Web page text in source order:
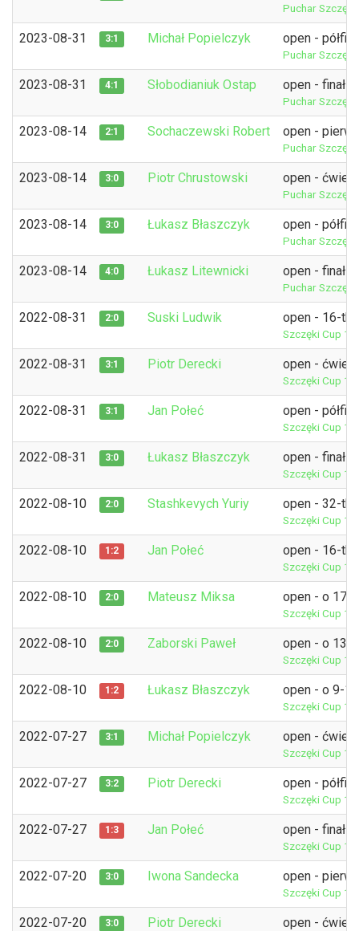
Puchar
2023-08-31 3:1 Michał Popielczyk open -
Puchar
2023-08-31 4:1 Słobodianiuk Ostap open - finał
Puchar
2023-08-14 2:1 Sochaczewski Robert open -
Puchar
2023-08-14 3:0 Piotr Chrustowski open -
Puchar
2023-08-14 3:0 Łukasz Błaszczyk open -
Puchar
2023-08-14 4:0 Łukasz Litewnicki open - finał
Puchar
2022-08-31 2:0 Suski Ludwik open - 16-tka
Szczęki Cup 17
2022-08-31 3:1 Piotr Derecki open -
Szczęki Cup 17
2022-08-31 3:1 Jan Połeć open -
Szczęki Cup 17
2022-08-31 3:0 Łukasz Błaszczyk open - finał
Szczęki Cup 17
2022-08-10 2:0 Stashkevych Yuriy open - 32-tka
Szczęki Cup 14
2022-08-10 1:2 Jan Połeć open - 16-tka
Szczęki Cup 14
2022-08-10 2:0 Mateusz Miksa open - o 17-
Szczęki Cup 14
2022-08-10 2:0 Zaborski Paweł open - o 13-
Szczęki Cup 14
2022-08-10 1:2 Łukasz Błaszczyk open - o 9-
Szczęki Cup 14
2022-07-27 3:1 Michał Popielczyk open -
Szczęki Cup 12
2022-07-27 3:2 Piotr Derecki open -
Szczęki Cup 12
2022-07-27 1:3 Jan Połeć open - finał
Szczęki Cup 12
2022-07-20 3:0 Iwona Sandecka open -
Szczęki Cup 11
2022-07-20 3:0 Piotr Derecki open -